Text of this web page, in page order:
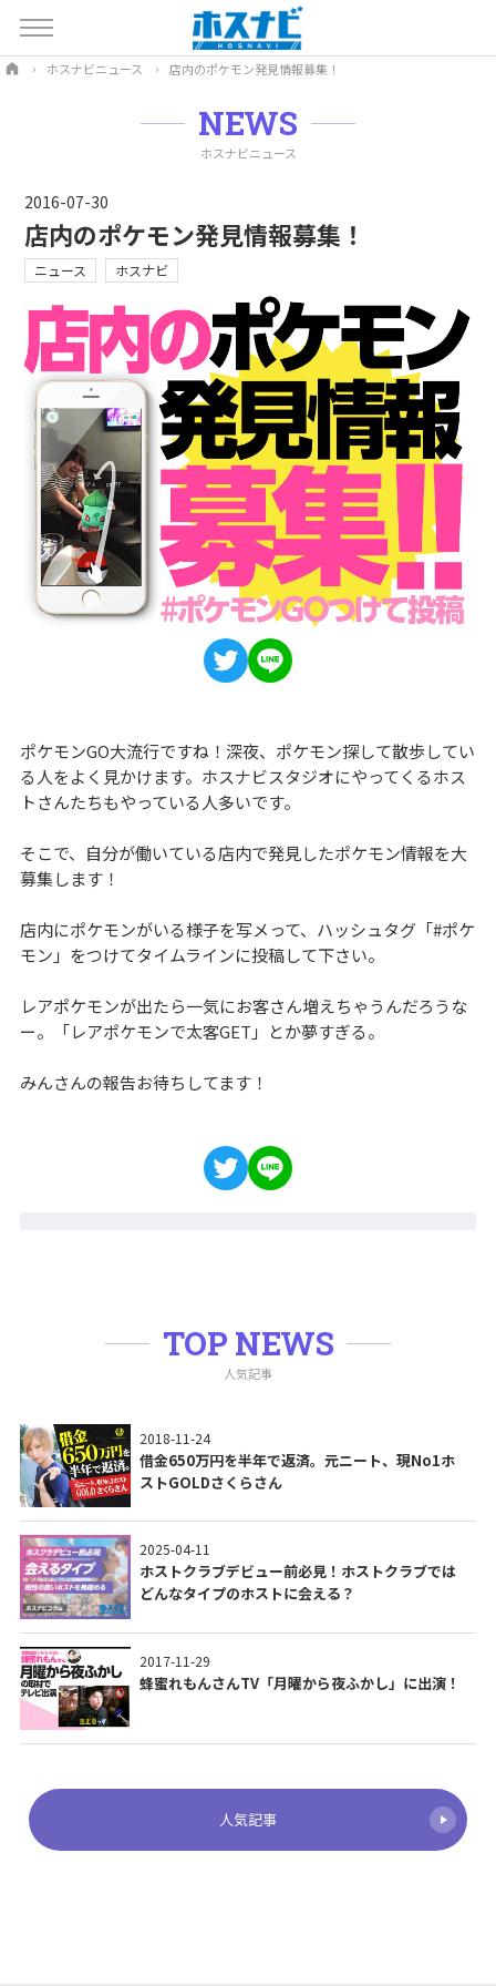
ホスナビニュース 店内のポケモン発見情報募集！
NEWS
ホスナビニュース
2016-07-30
店内のポケモン発見情報募集！
ニュース ホスナビ
ポケモンGO大流行ですね！深夜、ポケモン探して散歩してい
る人をよく見かけます。ホスナビスタジオにやってくるホス
トさんたちもやっている人多いです。
そこで、自分が働いている店内で発見したポケモン情報を大
募集します！
店内にポケモンがいる様子を写メって、ハッシュタグ「#ポケ
モン」をつけてタイムラインに投稿して下さい。
レアポケモンが出たら一気にお客さん増えちゃうんだろうな
ー。「レアポケモンで太客GET」とか夢すぎる。
みんさんの報告お待ちしてます！
TOP NEWS
人気記事
2018-11-24
借金650万円を半年で返済。元ニート、現No1ホ
ストGOLDさくらさん
2025-04-11
ホストクラブデビュー前必見！ホストクラブでは
どんなタイプのホストに会える？
2017-11-29
蜂蜜れもんさんTV「月曜から夜ふかし」に出演！
人気記事